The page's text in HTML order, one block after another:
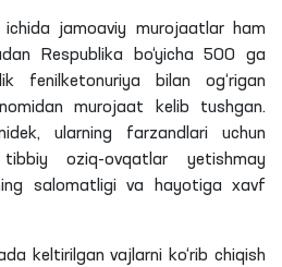
ichida jamoaviy murojaatlar ham
Respublika bo‘yicha 500 ga
fenilketonuriya bilan og‘rigan
murojaat kelib tushgan.
, ularning farzandlari uchun
tibbiy oziq-ovqatlar yetishmay
salomatligi va hayotiga xavf
keltirilgan vajlarni ko‘rib chiqish